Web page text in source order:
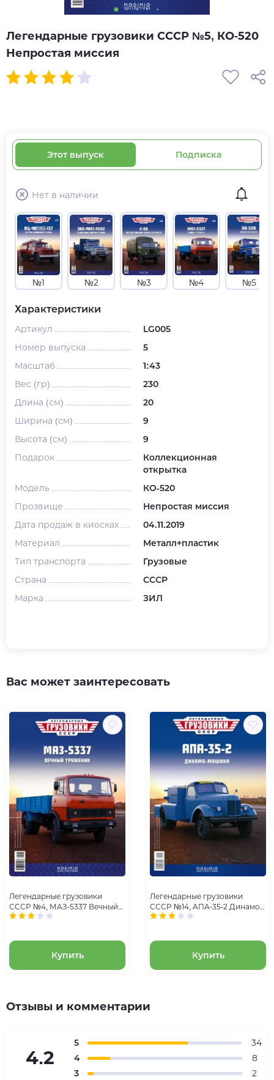
Легендарные грузовики СССР №5, КО-520
Непростая миссия
Этот выпуск Подписка
Нет в наличии
№1 №2 №3 №4 №5
Характеристики
Артикул
LG005
Номер выпуска
5
Масштаб
1:43
Вес (гр)
230
Длина (см)
20
Ширина (см)
9
Высота (см)
9
Подарок
Коллекционная
открытка
Модель
КО-520
Прозвище
Непростая миссия
Дата продаж в киосках
04.11.2019
Материал
Металл+пластик
Тип транспорта
Грузовые
Страна
СССР
Марка
ЗИЛ
Вас может заинтересовать
Легендарные грузовики
СССР №4, МАЗ-5337 Вечный
труженик
Купить
Легендарные грузовики
СССР №14, AПA-35-2 Динамо-
машина
Купить
Отзывы и комментарии
4.2
5
34
4
8
3
2